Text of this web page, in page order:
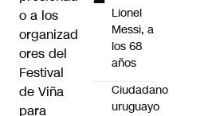
o a los
organizad
ores del
Festival
de Viña
para
Lionel
Messi, a
los 68
años
Ciudadano
uruguayo